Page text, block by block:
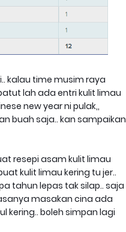
kalau time musim raya
lah ada entri kulit limau
new year ni pulak,,
buah saja.. kan sampaikan
resepi asam kulit limau
kulit limau kering tu jer..
tahun lepas tak silap.. saja
masakan cina ada
kering.. boleh simpan lagi